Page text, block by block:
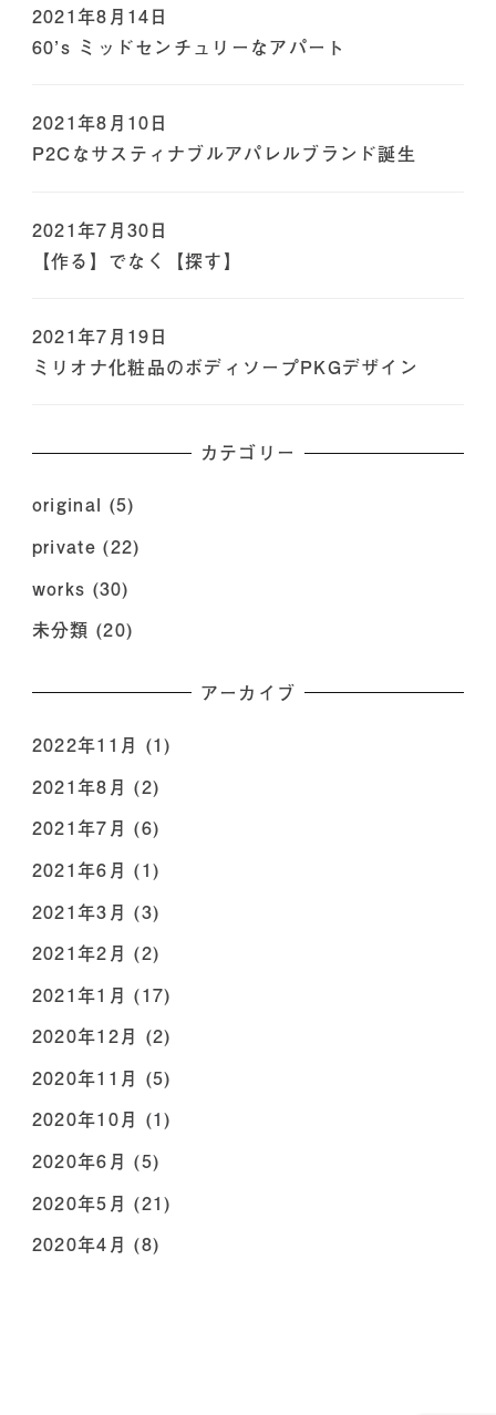
60’s ミッドセンチュリーなアパート
2021年8月14日
P2Cなサスティナブルアパレルブランド誕生
2021年8月10日
【作る】でなく【探す】
2021年7月30日
ミリオナ化粧品のボディソープPKGデザイン
2021年7月19日
カテゴリー
original (5)
private (22)
works (30)
未分類 (20)
アーカイブ
2022年11月 (1)
2021年8月 (2)
2021年7月 (6)
2021年6月 (1)
2021年3月 (3)
2021年2月 (2)
2021年1月 (17)
2020年12月 (2)
2020年11月 (5)
2020年10月 (1)
2020年6月 (5)
2020年5月 (21)
2020年4月 (8)